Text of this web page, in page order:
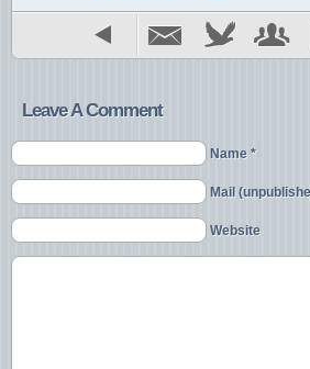
Leave A Comment
Name *
Mail
Website